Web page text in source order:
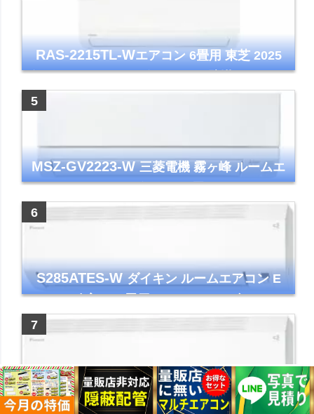
RAS-2215TL-Wエアコン 6畳用 東芝 2025
年モデル TLシリーズ ホワイト 壁掛け クーラ
MSZ-GV2223-W三菱電機 霧ヶ峰 ルームエ
アコン GVシリーズ おもに6畳用 ピュアホワ
イト 2023年モデル
S285ATES-Wダイキン ルームエアコン E
シリーズ 主に10畳用 ホワイト 2025年モデル
コンパクトモデル ストリーマ
S565ATEP-Wダイキン ルームエアコン E